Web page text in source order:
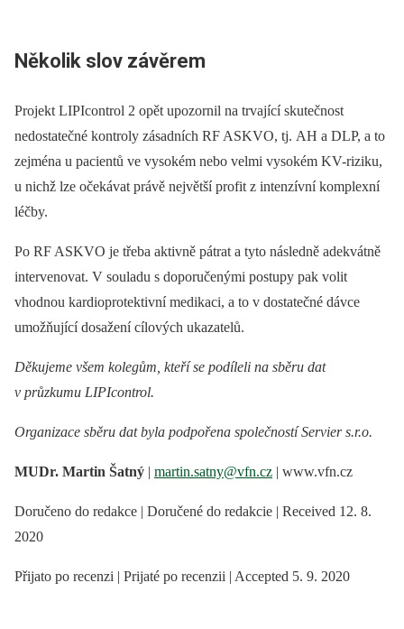
Několik slov závěrem
Projekt LIPIcontrol 2 opět upozornil na trvající skutečnost
nedostatečné kontroly zásadních RF ASKVO, tj. AH a DLP, a to
zejména u pacientů ve vysokém nebo velmi vysokém KV-riziku,
u nichž lze očekávat právě největší profit z intenzívní komplexní
léčby.
Po RF ASKVO je třeba aktivně pátrat a tyto následně ad­ek­vátně
intervenovat. V souladu s doporučenými postupy pak volit
vhodnou kardioprotektivní medikaci, a to v dostatečné dávce
umožňující dosažení cílových ukazatelů.
Děkujeme všem kolegům, kteří se podíleli na sběru dat
v průzkumu LIPIcontrol.
Organizace sběru dat byla podpořena společností Servier s.r.o.
MUDr. Martin Šatný | martin.satny@vfn.cz | www.vfn.cz
Doručeno do redakce | Doručené do redakcie | Received 12. 8.
2020
Přijato po recenzi | Prijaté po recenzii | Accepted 5. 9. 2020